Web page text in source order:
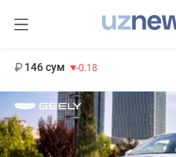
146 сум -0.18